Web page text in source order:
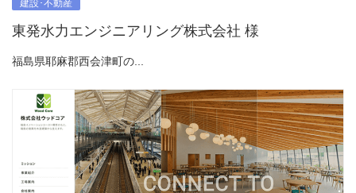
建設･不動産
東発水力エンジニアリング株式会社 様
福島県耶麻郡西会津町の...